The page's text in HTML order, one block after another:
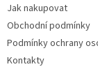
Jak nakupovat
Obchodní podmínky
Podmínky ochrany
Kontakty